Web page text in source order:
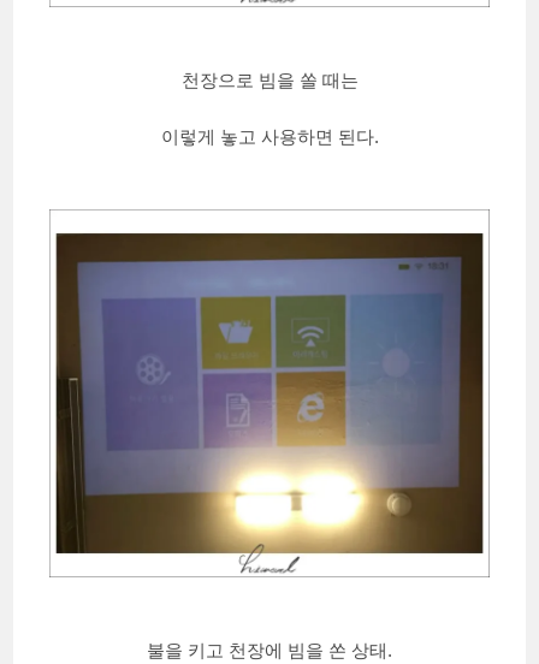
천장으로 빔을 쏠 때는
이렇게 놓고 사용하면 된다.
불을 키고 천장에 빔을 쏜 상태.